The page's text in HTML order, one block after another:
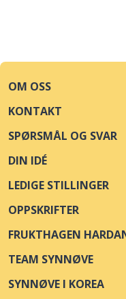
OM OSS
KONTAKT
SPØRSMÅL OG SVAR
DIN IDÉ
LEDIGE STILLINGER
OPPSKRIFTER
FRUKTHAGEN
TEAM SYNNØVE
SYNNØVE I KOREA